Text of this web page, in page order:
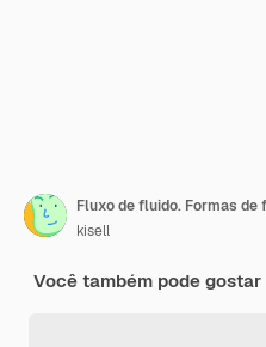
Fluxo de fluido. Formas de
kisell
Você também pode